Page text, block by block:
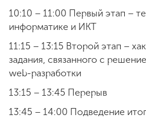
10:10 – 11:00 Первый этап –
информатике и ИКТ
11:15 – 13:15 Второй этап –
задания, связанного с
web-разработки
13:15 – 13:45 Перерыв
13:45 – 14:00 Подведение